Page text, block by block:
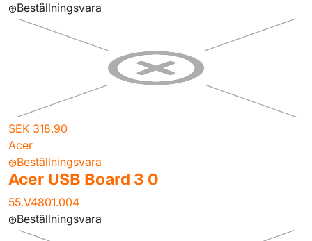
Beställningsvara
SEK 318.90
Acer
Beställningsvara
Acer USB Board 3 0
55.V4801.004
Beställningsvara